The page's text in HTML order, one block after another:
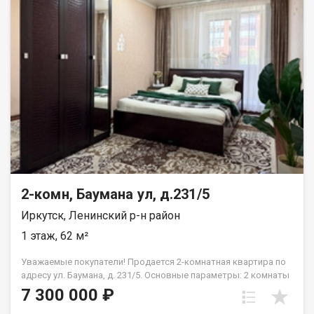
покупка остальной мебели и техники обсуждается
индивидуально. Совмещенный санузел эргономичное
пространство. О ДОМЕ И ДВОРЕ: Дом расположен на ул.
Депутатская (очень теплый). Просторный, ухоженный двор с
современной детской площадкой. Нет проблем с парковкой
автомобиля. РАЗВИТАЯ ИНФРАСТРУКТУРА В ШАГОВОЙ
ДОСТУПНОСТИ: Транспортная развязка: остановка
общественного транспорта буквально в паре минут ходьбы.
Абсолютно всё рядом: крупные супермаркеты, аптеки и
бытовые магазины. Отличное расположение для семей:
школы и детские сады находятся в пешей доступности.
ЮРИДИЧЕСКАЯ ЧИСТОТА: Квартира полностью готова к
сделке. Без долгов, залогов и обременений. Любая форма
расчета. Рядом: у.Байкальская, ул.Волжская, ул.Трилиссера,
ул. Ширямова Звоните прямо сейчас! Отвечу на все вопросы и
организую показ в удобное для вас время.
2-комн, Баумана ул, д.231/5
Иркутск, Ленинский р-н район
1 этаж, 62 м²
Уважаемые покупатели! Продается 2-комнатная квартира по
адресу ул. Баумана, д. 231/5. Основные параметры: 2 комнаты
+ кухня (просторная планировка)Общая площадь: 62 м (55 м
без балкона)Этаж: 1-й (удобный вход, отсутствие очередей в
7 300 000 ₽